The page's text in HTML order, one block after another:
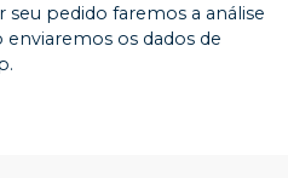
pedido faremos a análise
os dados de